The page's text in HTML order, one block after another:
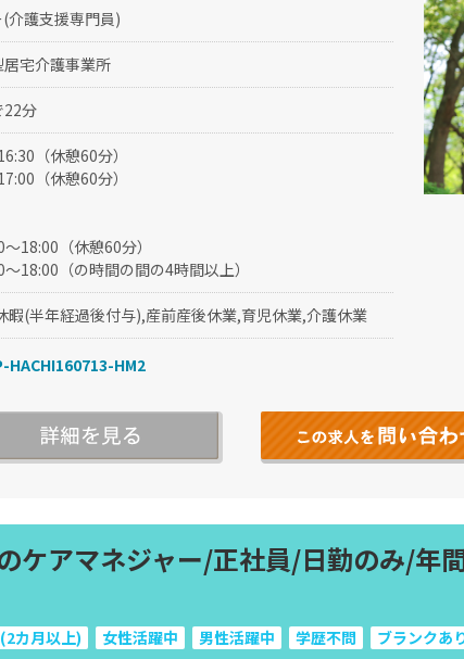
介護支援専門員)
宅介護事業所
22分
（休憩60分）
（休憩60分）
18:00（休憩60分）
〜18:00（の時間の間の4時間以上）
暇(半年経過後付与),産前産後休業,育児休業,介護休業
HACHI160713-HM2
ケアマネジャー/正社員/日勤のみ/年
カ月以上) 女性活躍中 男性活躍中 学歴不問 ブランクあ